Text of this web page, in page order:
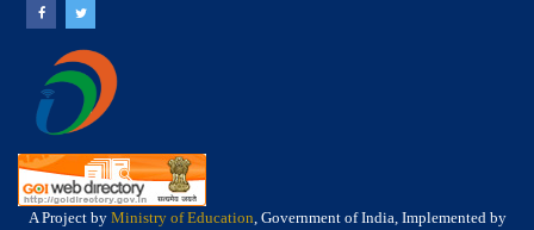
A Project by Ministry of Education, Government of India, Implemented by